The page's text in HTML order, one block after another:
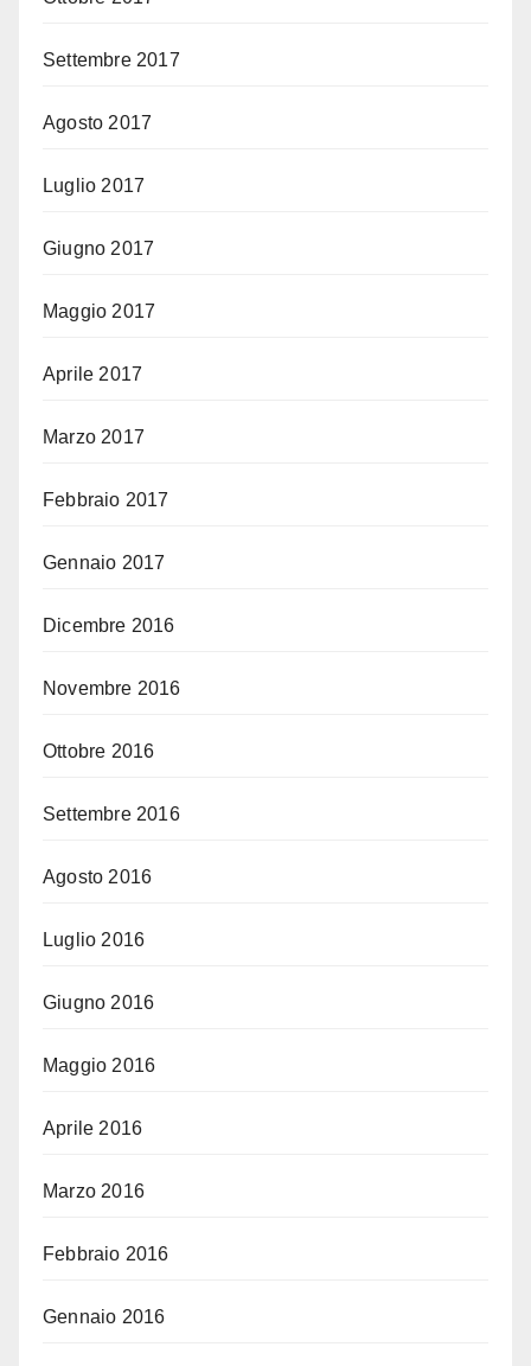
Settembre 2017
Agosto 2017
Luglio 2017
Giugno 2017
Maggio 2017
Aprile 2017
Marzo 2017
Febbraio 2017
Gennaio 2017
Dicembre 2016
Novembre 2016
Ottobre 2016
Settembre 2016
Agosto 2016
Luglio 2016
Giugno 2016
Maggio 2016
Aprile 2016
Marzo 2016
Febbraio 2016
Gennaio 2016